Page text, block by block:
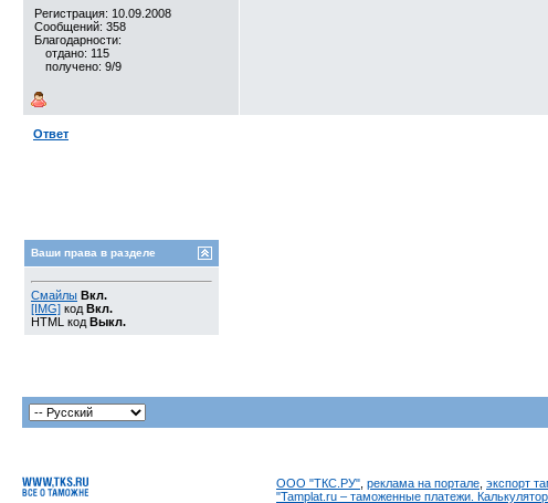
Регистрация: 10.09.2008
Сообщений: 358
Благодарности:
отдано: 115
получено: 9/9
Ответ
Ваши права в разделе
Смайлы Вкл.
[IMG] код Вкл.
HTML код Выкл.
ООО "ТКС.РУ" реклама на портале экспорт
"Tamplat.ru – таможенные платежи.